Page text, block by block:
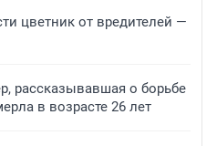
цветник от вредителей —
рассказывавшая о борьбе
в возрасте 26 лет